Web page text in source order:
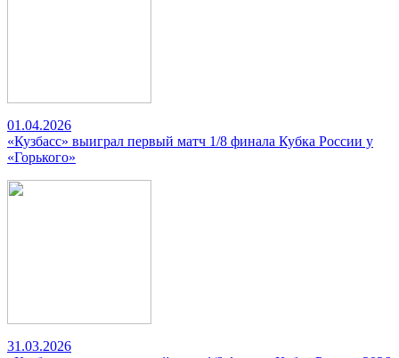
01.04.2026
«Кузбасс» выиграл первый матч 1/8 финала Кубка России у
«Горького»
31.03.2026